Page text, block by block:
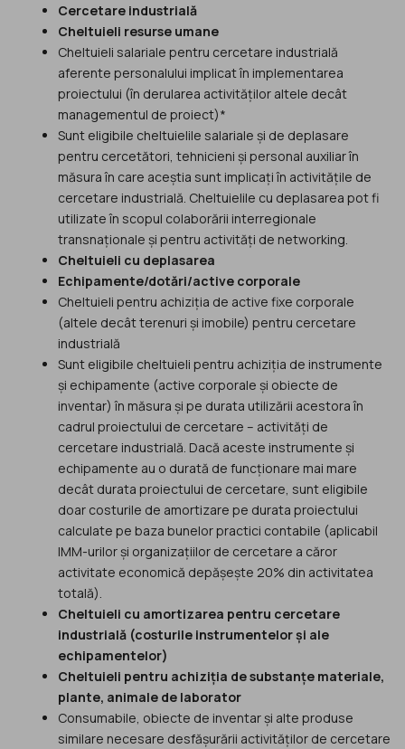
Cercetare industrială
Cheltuieli resurse umane
Cheltuieli salariale pentru cercetare industrială
aferente personalului implicat în implementarea
proiectului (în derularea activităților altele decât
managementul de proiect)*
Sunt eligibile cheltuielile salariale și de deplasare
pentru cercetători, tehnicieni și personal auxiliar în
măsura în care aceștia sunt implicați în activitățile de
cercetare industrială. Cheltuielile cu deplasarea pot fi
utilizate în scopul colaborării interregionale
transnaționale și pentru activități de networking.
Cheltuieli cu deplasarea
Echipamente/dotări/active corporale
Cheltuieli pentru achiziția de active fixe corporale
(altele decât terenuri și imobile) pentru cercetare
industrială
Sunt eligibile cheltuieli pentru achiziția de instrumente
și echipamente (active corporale și obiecte de
inventar) în măsura și pe durata utilizării acestora în
cadrul proiectului de cercetare – activități de
cercetare industrială. Dacă aceste instrumente și
echipamente au o durată de funcționare mai mare
decât durata proiectului de cercetare, sunt eligibile
doar costurile de amortizare pe durata proiectului
calculate pe baza bunelor practici contabile (aplicabil
IMM-urilor și organizațiilor de cercetare a căror
activitate economică depășește 20% din activitatea
totală).
Cheltuieli cu amortizarea pentru cercetare
industrială (costurile instrumentelor și ale
echipamentelor)
Cheltuieli pentru achiziția de substanțe materiale,
plante, animale de laborator
Consumabile, obiecte de inventar și alte produse
similare necesare desfășurării activităților de cercetare